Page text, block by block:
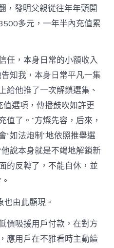
，發明父親從往年年頭開
多元，一年半內充值累
任，本身日常的小額收入
知我，本身日常平凡一集
給他推了一次解鎖選集、
選項，傳播鼓吹如許更
值了。”方燦先容，后來，
“如法炮制”地依照推舉選
說本身就是不竭地解鎖新
的反轉了，不能自休，並
也由此顯現。
價吸援用戶付款，在對方
應用戶在不雅看時主動續